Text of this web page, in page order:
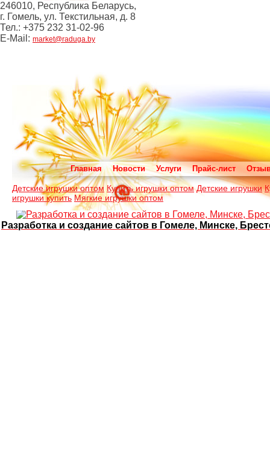
246010, Республика Беларусь,
г. Гомель, ул. Текстильная, д. 8
Тел.: +375 232 31-02-96
E-Mail: market@raduga.by
Главная Новости Услуги Прайс-лист
Детские игрушки оптом Купить игрушки оптом Детские игрушки
игрушки купить Мягкие игрушки оптом
Разработка и создание сайтов в Гомеле, Минске,